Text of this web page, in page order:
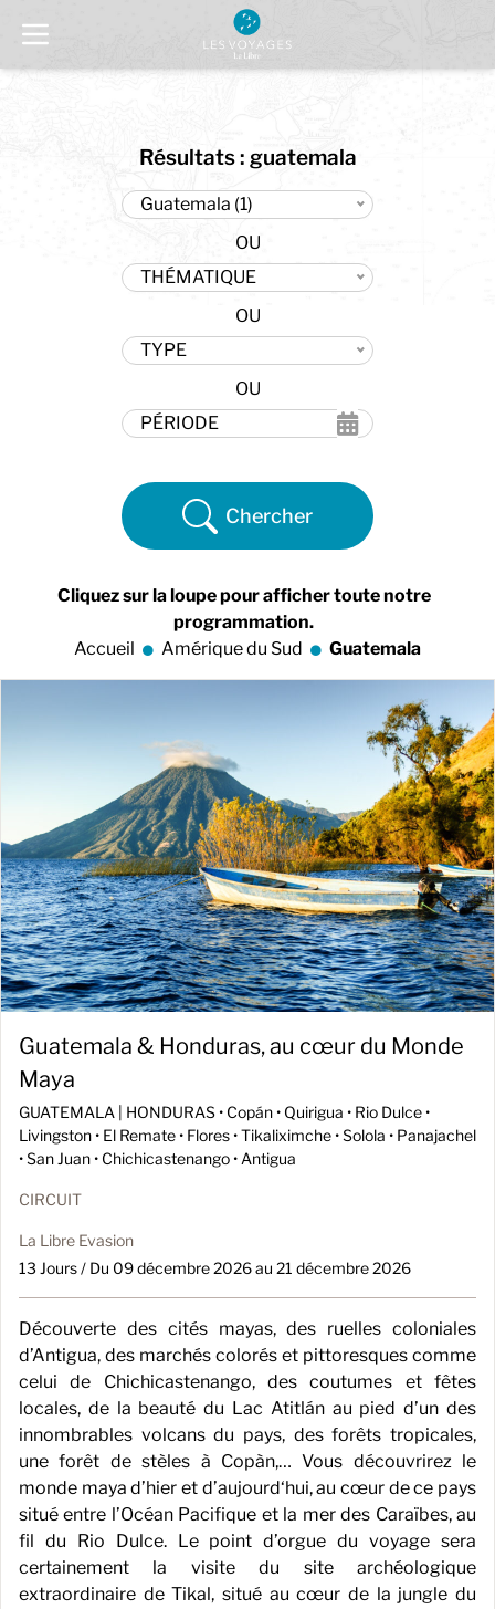
Résultats : guatemala
Guatemala (1)
THÉMATIQUE
TYPE
PÉRIODE
Chercher
Cliquez sur la loupe pour afficher toute notre
programmation.
Accueil
Amérique du Sud Guatemala
Guatemala & Honduras, au cœur du Monde
Maya
GUATEMALA | HONDURAS • Copán • Quirigua • Rio Dulce •
Livingston • El Remate • Flores • Tikaliximche • Solola • Panajachel
• San Juan • Chichicastenango • Antigua
CIRCUIT
La Libre Evasion
13 Jours / Du 09 décembre 2026 au 21 décembre 2026
Découverte des cités mayas, des ruelles coloniales
d’Antigua, des marchés colorés et pittoresques comme
celui de Chichicastenango, des coutumes et fêtes
locales, de la beauté du Lac Atitlán au pied d’un des
innombrables volcans du pays, des forêts tropicales,
une forêt de stèles à Copàn,… Vous découvrirez le
monde maya d’hier et d’aujourd‘hui, au cœur de ce pays
situé entre l’Océan Pacifique et la mer des Caraïbes, au
fil du Rio Dulce. Le point d’orgue du voyage sera
certainement la visite du site archéologique
extraordinaire de Tikal, situé au cœur de la jungle du